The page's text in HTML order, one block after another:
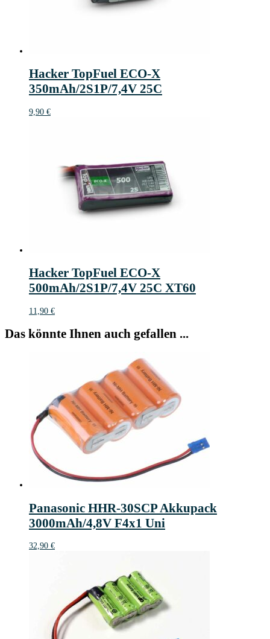
Hacker TopFuel ECO-X
350mAh/2S1P/7,4V 25C
9,90 €
Hacker TopFuel ECO-X
500mAh/2S1P/7,4V 25C XT60
11,90 €
Das könnte Ihnen auch gefallen ...
Panasonic HHR-30SCP Akkupack
3000mAh/4,8V F4x1 Uni
32,90 €